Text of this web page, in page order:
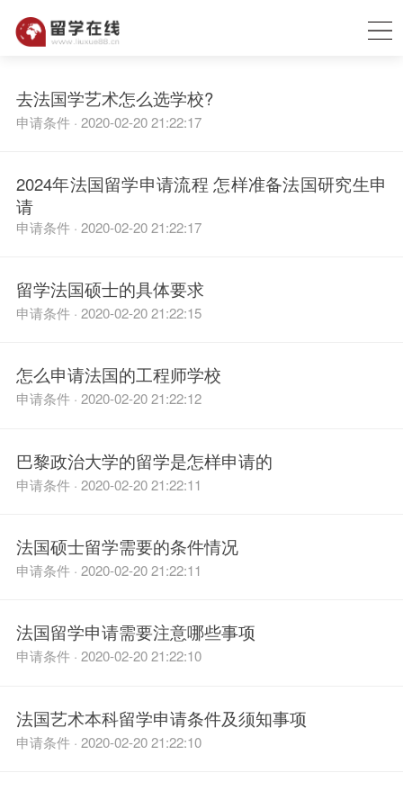
去法国学艺术怎么选学校?
申请条件 · 2020-02-20 21:22:17
2024年法国留学申请流程 怎样准备法国研究生申
请
申请条件 · 2020-02-20 21:22:17
留学法国硕士的具体要求
申请条件 · 2020-02-20 21:22:15
怎么申请法国的工程师学校
申请条件 · 2020-02-20 21:22:12
巴黎政治大学的留学是怎样申请的
申请条件 · 2020-02-20 21:22:11
法国硕士留学需要的条件情况
申请条件 · 2020-02-20 21:22:11
法国留学申请需要注意哪些事项
申请条件 · 2020-02-20 21:22:10
法国艺术本科留学申请条件及须知事项
申请条件 · 2020-02-20 21:22:10